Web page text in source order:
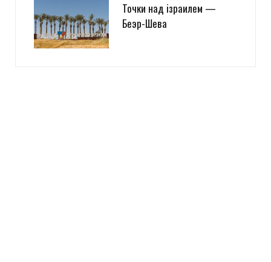
Точки над iзраилем —
Беэр-Шева